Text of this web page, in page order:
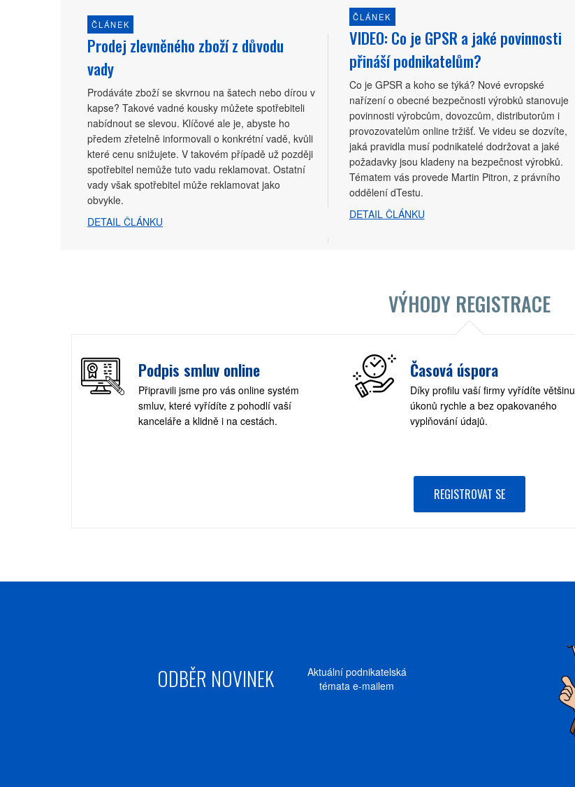
ČLÁNEK
Prodej zlevněného zboží z důvodu
vady
Prodáváte zboží se skvrnou na šatech nebo dírou v
kapse? Takové vadné kousky můžete spotřebiteli
nabídnout se slevou. Klíčové ale je, abyste ho
předem zřetelně informovali o konkrétní vadě, kvůli
které cenu snižujete. V takovém případě už později
spotřebitel nemůže tuto vadu reklamovat. Ostatní
vady však spotřebitel může reklamovat jako
obvykle.
DETAIL ČLÁNKU
ČLÁNEK
VIDEO: Co je GPSR a jaké povinnosti
přináší podnikatelům?
Co je GPSR a koho se týká? Nové evropské
nařízení o obecné bezpečnosti výrobků stanovuje
povinnosti výrobcům, dovozcům, distributorům i
provozovatelům online tržišť. Ve videu se dozvíte,
jaká pravidla musí podnikatelé dodržovat a jaké
požadavky jsou kladeny na bezpečnost výrobků.
Tématem vás provede Martin Pitron, z právního
oddělení dTestu.
DETAIL ČLÁNKU
VÝHODY REGISTRACE
Podpis smluv online
Připravili jsme pro vás online systém
smluv, které vyřídíte z pohodlí vaší
kanceláře a klidně i na cestách.
Časová úspora
Díky profilu vaší firmy vyřídíte většinu
úkonů rychle a bez opakovaného
vyplňování údajů.
REGISTROVAT SE
ODBĚR NOVINEK
Aktuální podnikatelská
témata e-mailem